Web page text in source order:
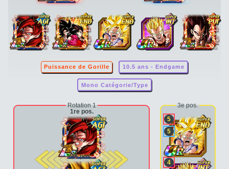
Puissance de Gorille 10.5 ans - Endgame
Mono Catégorie/Type
Rotation 1
1re pos.
2e pos.
3e pos.
5
5
4